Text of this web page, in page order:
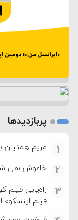
پربازدیدها
1 مریم همتیان
2 خاموش نمی
3
راه‌یابی فیلم
فیلم اینسکو»